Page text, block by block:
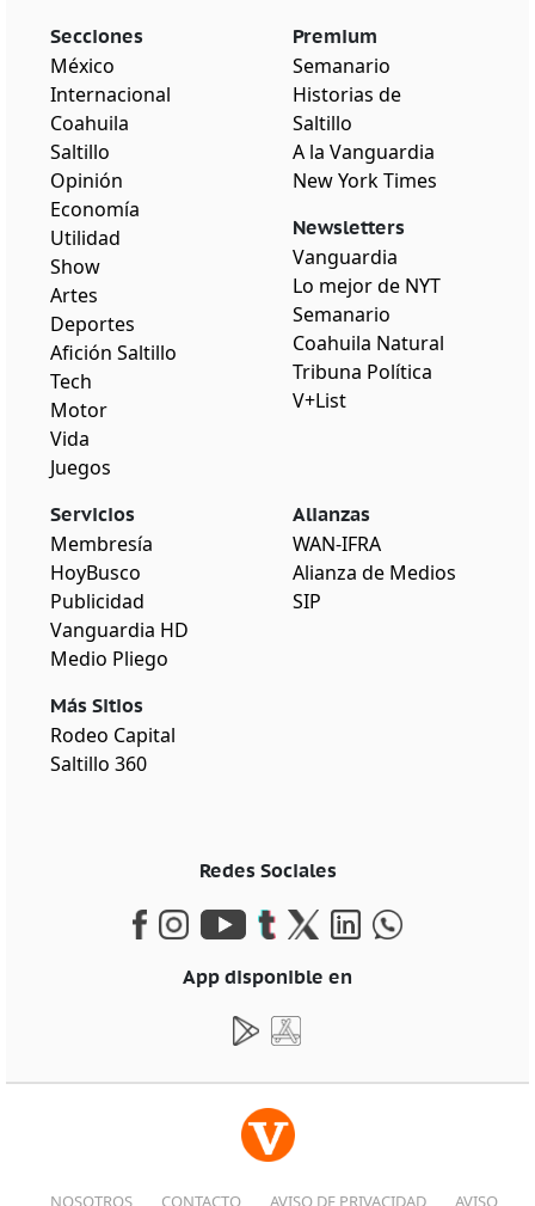
Secciones
México
Internacional
Coahuila
Saltillo
Opinión
Economía
Utilidad
Show
Artes
Deportes
Afición Saltillo
Tech
Motor
Vida
Juegos
Premium
Semanario
Historias de
Saltillo
A la Vanguardia
New York Times
Newsletters
Vanguardia
Lo mejor de NYT
Semanario
Coahuila Natural
Tribuna Política
V+List
Servicios
Membresía
HoyBusco
Publicidad
Vanguardia HD
Medio Pliego
Más Sitios
Rodeo Capital
Saltillo 360
Alianzas
WAN-IFRA
Alianza de Medios
SIP
Redes Sociales
App disponible en
NOSOTROS CONTACTO AVISO DE PRIVACIDAD AVISO